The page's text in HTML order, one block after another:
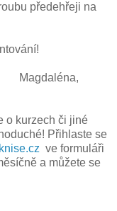
předehřeji na
o kurzech či jiné
Přihlaste se
ve formuláři
a můžete se